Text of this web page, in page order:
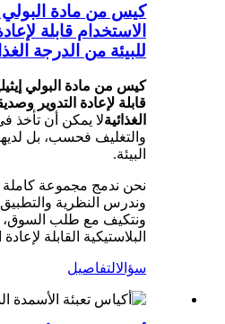
كيس من مادة البولي
الاستخدام قابلة
للبيئة من الدرجة
كيس من مادة البولي
قابلة لإعادة التدوير
الغذائيةلا يمكن أن تأخذ
والتغليف فحسب، بل
البيئة.
نحن ندمج مجموعة كاملة
وندرس النظرية
ونتكيف مع طلب السوق،
البلاستيكية القابلة
سؤالالتفاصيل